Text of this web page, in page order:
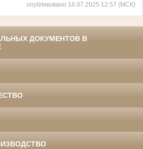
опубликовано 16.07.2025 12:57 (МСК)
ДОКУМЕНТОВ В